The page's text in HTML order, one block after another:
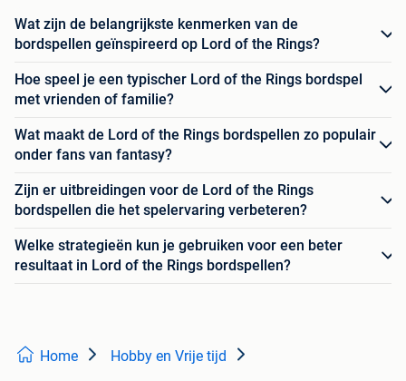
Wat zijn de belangrijkste kenmerken van de
bordspellen geïnspireerd op Lord of the Rings?
Hoe speel je een typischer Lord of the Rings bordspel
met vrienden of familie?
Wat maakt de Lord of the Rings bordspellen zo populair
onder fans van fantasy?
Zijn er uitbreidingen voor de Lord of the Rings
bordspellen die het spelervaring verbeteren?
Welke strategieën kun je gebruiken voor een beter
resultaat in Lord of the Rings bordspellen?
Home Hobby en Vrije tijd